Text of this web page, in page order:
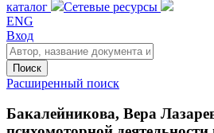
каталог
Сетевые ресурсы
ENG
Вход
Поиск
Расширенный поиск
Бакалейникова, Вера